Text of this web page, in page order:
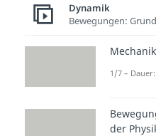
Video
Dynamik
Bewegungen:
Mechanik
1/7 –
der